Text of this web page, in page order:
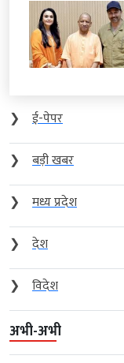
❯
ई-पेपर
❯
बड़ी खबर
❯
मध्य प्रदेश
❯
देश
❯
विदेश
अभी-अभी